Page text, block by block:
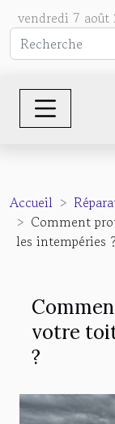
vendredi 7 août
Accueil
Comment
les intempéries ?
votre
?